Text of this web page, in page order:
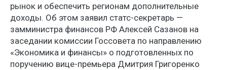
рынок и обеспечить регионам дополнительные
доходы. Об этом заявил статс-секретарь —
замминистра финансов РФ Алексей Сазанов на
заседании комиссии Госсовета по направлению
«Экономика и финансы» о подготовленных по
поручению вице-премьера Дмитрия Григоренко